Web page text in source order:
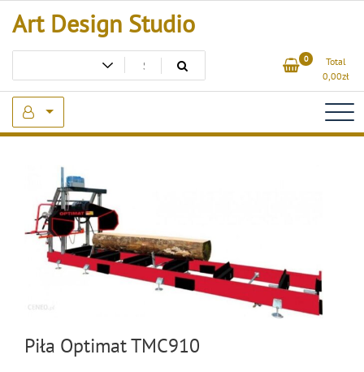
Art Design Studio
0
Total
0,00zł
Piła Optimat TMC910